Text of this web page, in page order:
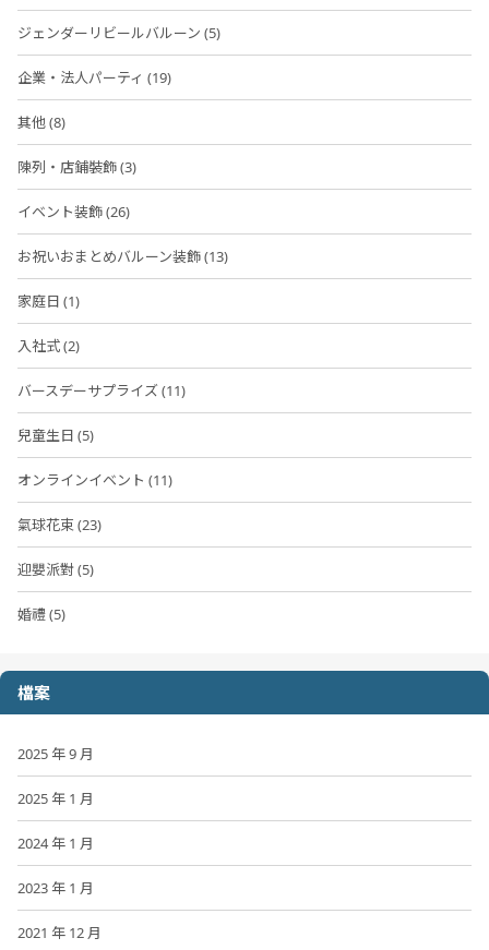
ジェンダーリビールバルーン (5)
企業・法人パーティ (19)
其他 (8)
陳列・店鋪裝飾 (3)
イベント装飾 (26)
お祝いおまとめバルーン装飾 (13)
家庭日 (1)
入社式 (2)
バースデーサプライズ (11)
兒童生日 (5)
オンラインイベント (11)
氣球花束 (23)
迎嬰派對 (5)
婚禮 (5)
檔案
2025 年 9 月
2025 年 1 月
2024 年 1 月
2023 年 1 月
2021 年 12 月